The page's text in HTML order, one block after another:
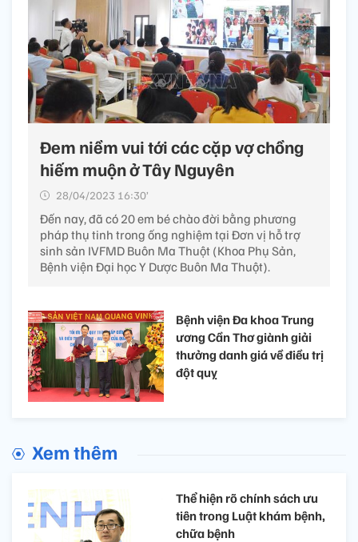
Đem niềm vui tới các cặp vợ chồng
hiếm muộn ở Tây Nguyên
28/04/2023 16:30’
Đến nay, đã có 20 em bé chào đời bằng phương
pháp thụ tinh trong ống nghiệm tại Đơn vị hỗ trợ
sinh sản IVFMD Buôn Ma Thuột (Khoa Phụ Sản,
Bệnh viện Đại học Y Dược Buôn Ma Thuột).
Bệnh viện Đa khoa Trung
ương Cần Thơ giành giải
thưởng danh giá về điều trị
đột quỵ
Xem thêm
Thể hiện rõ chính sách ưu
tiên trong Luật khám bệnh,
chữa bệnh